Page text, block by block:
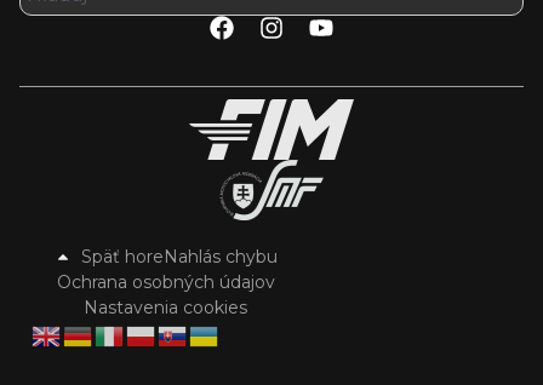
Späť horeNahlás chybu
Ochrana osobných údajov
Nastavenia cookies